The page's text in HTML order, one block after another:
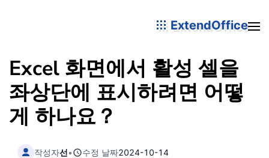
ExtendOffice
Excel 화면에서 활성 셀을
좌상단에 표시하려면 어떻
게 하나요？
작성자선• 수정 날짜2024-10-14